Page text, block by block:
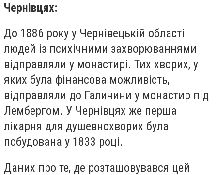
Чернівцях:
До 1886 року у Чернівецькій області
людей із психічними захворюваннями
відправляли у монастирі. Тих хворих, у
яких була фінансова можливість,
відправляли до Галичини у монастир під
Лембергом. У Чернівцях же перша
лікарня для душевнохворих була
побудована у 1833 році.
Даних про те, де розташовувався цей